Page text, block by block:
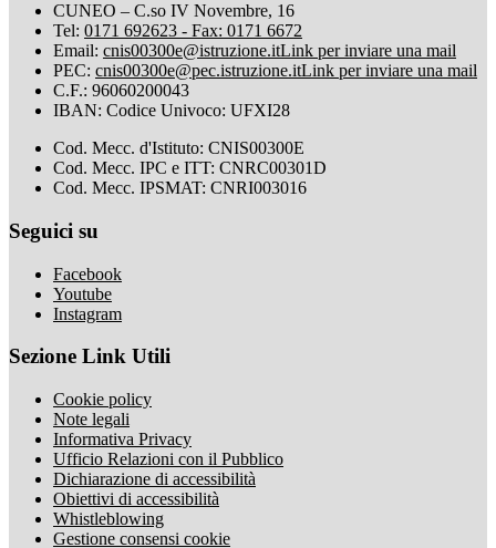
CUNEO – C.so IV Novembre, 16
Tel: 0171 692623 - Fax: 0171 6672
Email: cnis00300e@istruzione.itLink per inviare una mail
PEC: cnis00300e@pec.istruzione.itLink per inviare una mail
C.F.: 96060200043
IBAN: Codice Univoco: UFXI28
Cod. Mecc. d'Istituto: CNIS00300E
Cod. Mecc. IPC e ITT: CNRC00301D
Cod. Mecc. IPSMAT: CNRI003016
Seguici su
Facebook
Youtube
Instagram
Sezione Link Utili
Cookie policy
Note legali
Informativa Privacy
Ufficio Relazioni con il Pubblico
Dichiarazione di accessibilità
Obiettivi di accessibilità
Whistleblowing
Gestione consensi cookie